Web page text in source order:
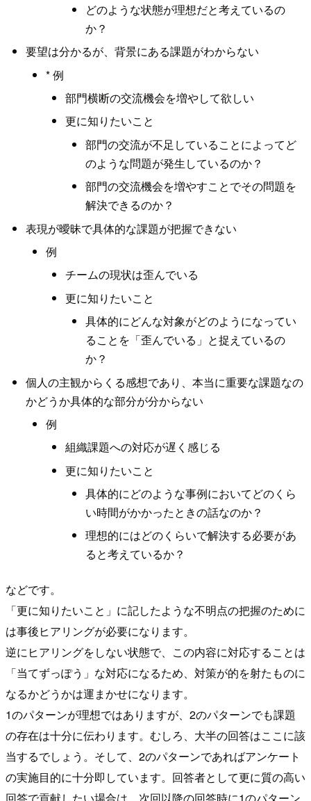
どのような状態が理想だと考えているの
か？
要望は分かるが、背景にある課題がわからない
* 例
部門横断の交流機会を増やして欲しい
更に知りたいこと
部門の交流が不足していることによってど
のような問題が発生しているのか？
部門の交流機会を増やすことでその問題を
解決できるのか？
表現が曖昧で具体的な課題が把握できない
例
チームの現状は歪んでいる
更に知りたいこと
具体的にどんな対象がどのようになってい
ることを「歪んでいる」と捉えているの
か？
個人の主観からくる感想であり、本当に重要な課題なの
かどうか具体的な部分が分からない
例
組織課題への対応が遅く感じる
更に知りたいこと
具体的にどのような事例においてどのくら
い時間がかかったときの話なのか？
理想的にはどのくらいで解決する必要があ
ると考えているか？
などです。
「更に知りたいこと」に記したような不明点の把握のために
は事後ヒアリングが必要になります。
逆にヒアリングをしない状態で、この内容に対応することは
「当てずっぽう」な対応になるため、対策が的を射たものに
なるかどうかは運まかせになります。
1のパターンが理想ではありますが、2のパターンでも課題
の存在は十分に伝わります。むしろ、大半の回答はここに該
当するでしょう。そして、2のパターンであればアンケート
の実施目的に十分即しています。回答者として更に質の高い
回答で貢献したい場合は、次回以降の回答時に1のパターン